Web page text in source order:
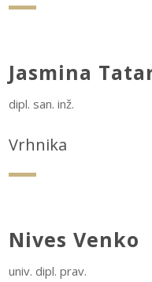
Jasmina
dipl. san. inž.
Vrhnika
Nives Venko
univ. dipl. prav.